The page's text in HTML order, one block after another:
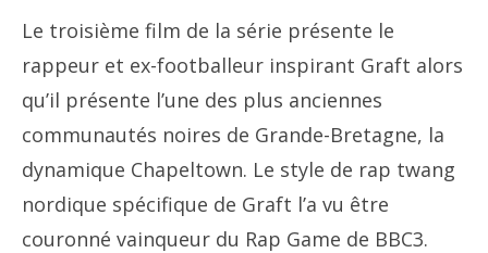
Le troisième film de la série présente le
rappeur et ex-footballeur inspirant Graft alors
qu’il présente l’une des plus anciennes
communautés noires de Grande-Bretagne, la
dynamique Chapeltown. Le style de rap twang
nordique spécifique de Graft l’a vu être
couronné vainqueur du Rap Game de BBC3.